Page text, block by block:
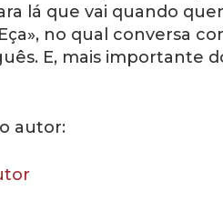
lá que vai quando
no qual conversa
E, mais importante
autor: